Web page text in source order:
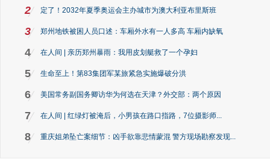
2 定了！2032年夏季奥运会主办城市为澳大利亚布里斯班
3 郑州地铁被困人员口述：车厢外水有一人多高 车厢内缺氧
4 在人间 | 亲历郑州暴雨：我用皮划艇救了一个孕妇
5 生命至上！第83集团军某旅紧急实施爆破分洪
6 美国常务副国务卿访华为何选在天津？外交部：两个原因
7 在人间 | 红绿灯被淹后，小男孩在路口指路，7位摄影师...
8 重庆姐弟坠亡案细节：凶手欲靠悲情蒙混 警方现场勘察发现...